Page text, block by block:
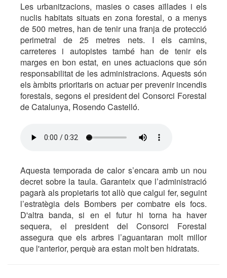
Les urbanitzacions, masies o cases aïllades i els
nuclis habitats situats en zona forestal, o a menys
de 500 metres, han de tenir una franja de protecció
perimetral de 25 metres nets. I els camins,
carreteres i autopistes també han de tenir els
marges en bon estat, en unes actuacions que són
responsabilitat de les administracions. Aquests són
els àmbits prioritaris on actuar per prevenir incendis
forestals, segons el president del Consorci Forestal
de Catalunya, Rosendo Castelló.
Aquesta temporada de calor s’encara amb un nou
decret sobre la taula. Garanteix que l’administració
pagarà als propietaris tot allò que calgui fer, seguint
l’estratègia dels Bombers per combatre els focs.
D'altra banda, si en el futur hi torna ha haver
sequera, el president del Consorci Forestal
assegura que els arbres l’aguantaran molt millor
que l'anterior, perquè ara estan molt ben hidratats.